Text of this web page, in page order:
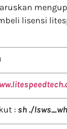
lisensi
: sh ./